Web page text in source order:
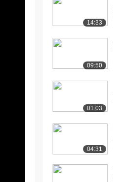
14:33
09:50
01:03
04:31